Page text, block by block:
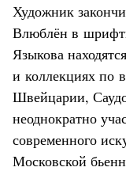
Художник
Влюблён в
Языкова
и коллекциях по
Швейцарии,
неоднократно
современного
Московской